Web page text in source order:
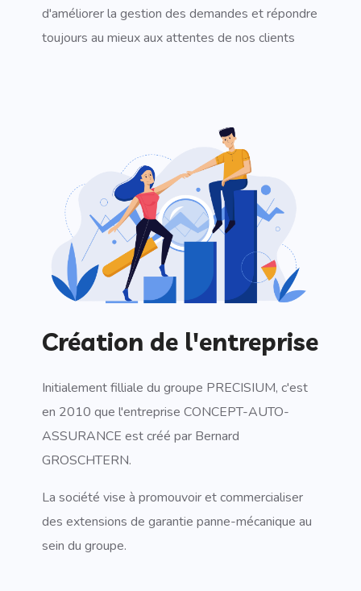
d'améliorer la gestion des demandes et répondre
toujours au mieux aux attentes de nos clients
Création de l'entreprise
Initialement filliale du groupe PRECISIUM, c'est
en 2010 que l'entreprise CONCEPT-AUTO-
ASSURANCE est créé par Bernard
GROSCHTERN.
La société vise à promouvoir et commercialiser
des extensions de garantie panne-mécanique au
sein du groupe.